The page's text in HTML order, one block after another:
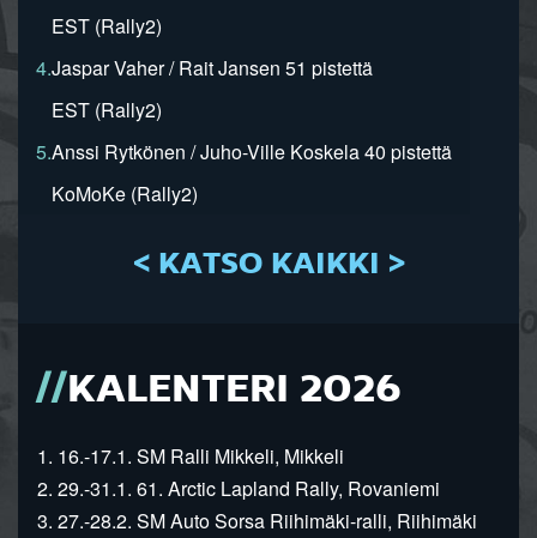
EST (Rally2)
4.Jaspar Vaher / Rait Jansen 51 pistettä
EST (Rally2)
5.Anssi Rytkönen / Juho-Ville Koskela 40 pistettä
KoMoKe (Rally2)
< KATSO KAIKKI >
KALENTERI 2026
1. 16.-17.1. SM Ralli Mikkeli, Mikkeli
2. 29.-31.1. 61. Arctic Lapland Rally, Rovaniemi
3. 27.-28.2. SM Auto Sorsa Riihimäki-ralli, Riihimäki